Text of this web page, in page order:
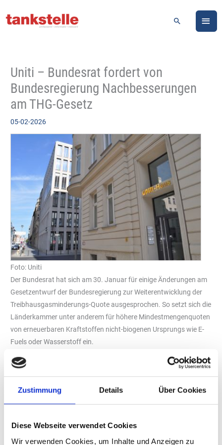
Zustimmung Details Über Cookies
Diese Webseite verwendet Cookies
Wir verwenden Cookies, um Inhalte und Anzeigen zu
Inhalt
Suchen
Uniti – Bundesrat fordert von
Bundesregierung Nachbesserungen
am THG-Gesetz
05-02-2026
Foto: Uniti
Der Bundesrat hat sich am 30. Januar für einige Änderungen am
Gesetzentwurf der Bundesregierung zur Weiterentwicklung der
Treibhausgasminderungs-Quote ausgesprochen. So setzt sich die
Länderkammer unter anderem für höhere Mindestmengenquoten
von erneuerbaren Kraftstoffen nicht-biogenen Ursprungs wie E-
Fuels oder Wasserstoff ein.
Der Bundesrat plädiert dafür, für die Jahre 2030, 2032 und 2034
höhere Mindestmengenquoten für erneuerbare Kraftstoffen
Origin, RFNBO) wie beispielsweise E-Fuels oder Wasserstoff
festzulegen, als im Gesetzentwurf der Bundesregierung vom 10.